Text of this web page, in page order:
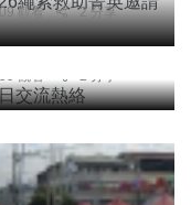
觀看 2 分享
日交流熱絡
觀看 2 分享